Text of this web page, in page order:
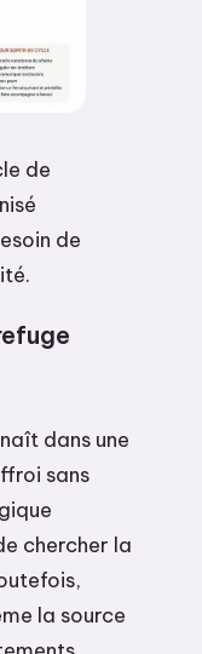
de
de
dans une
sans
chercher la
la source